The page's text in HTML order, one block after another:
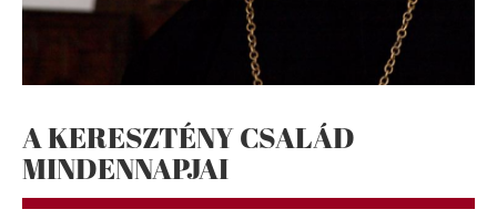
A KERESZTÉNY CSALÁD
MINDENNAPJAI